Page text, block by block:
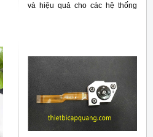
và hiệu quả cho các hệ thống